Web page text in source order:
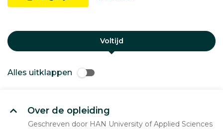
Voltijd
Alles uitklappen
Over de opleiding
Geschreven door HAN University of Applied Sciences